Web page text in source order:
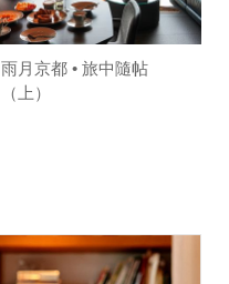
雨月京都 • 旅中隨帖
（上）